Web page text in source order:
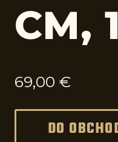
CM,
69,00 €
DO